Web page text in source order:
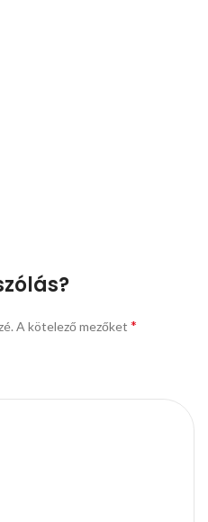
A kötelező mezőket *